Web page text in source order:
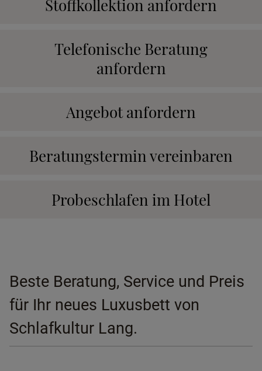
Stoffkollektion anfordern
Telefonische Beratung
anfordern
Angebot anfordern
Beratungstermin vereinbaren
Probeschlafen im Hotel
Beste Beratung, Service und Preis
für Ihr neues Luxusbett von
Schlafkultur Lang.